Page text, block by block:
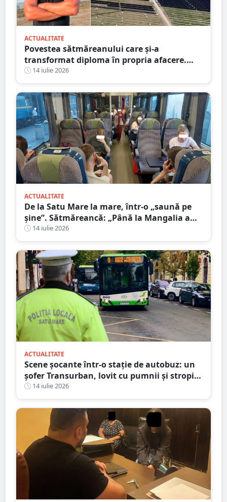
ACTUALITATE
Povestea sătmăreanului care și-a
transformat diploma în propria afacere.
Parc solar de 460 de milioane de euro,
protejat cu proiectul său
14 iulie 2026
ACTUALITATE
De la Satu Mare la mare, într-o „saună pe
șine”. Sătmăreancă: „Până la Mangalia a
fost un calvar”
14 iulie 2026
ACTUALITATE
Scene șocante într-o stație de autobuz: un
șofer Transurban, lovit cu pumnii și stropit
cu spray lacrimogen
14 iulie 2026